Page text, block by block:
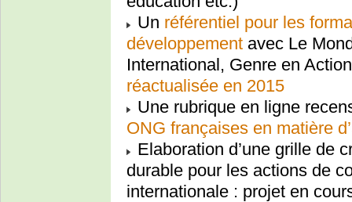
Un référentiel pour les
développement avec Le
International, Genre en
réactualisée en 2015
Une rubrique en ligne
ONG françaises en matière
Elaboration d’une grille de
durable pour les actions de
internationale : projet en